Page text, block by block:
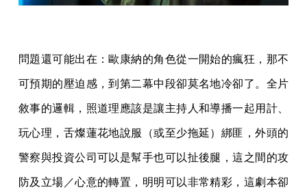
問題還可能出在：歐康納的角色從一開始的瘋狂，那不
可預期的壓迫感，到第二幕中段卻莫名地冷卻了。全片
敘事的邏輯，照道理應該是讓主持人和導播一起用計、
玩心理，舌燦蓮花地說服（或至少拖延）綁匪，外頭的
警察與投資公司可以是幫手也可以扯後腿，這之間的攻
防及立場／心意的轉置，明明可以非常精彩，這劇本卻